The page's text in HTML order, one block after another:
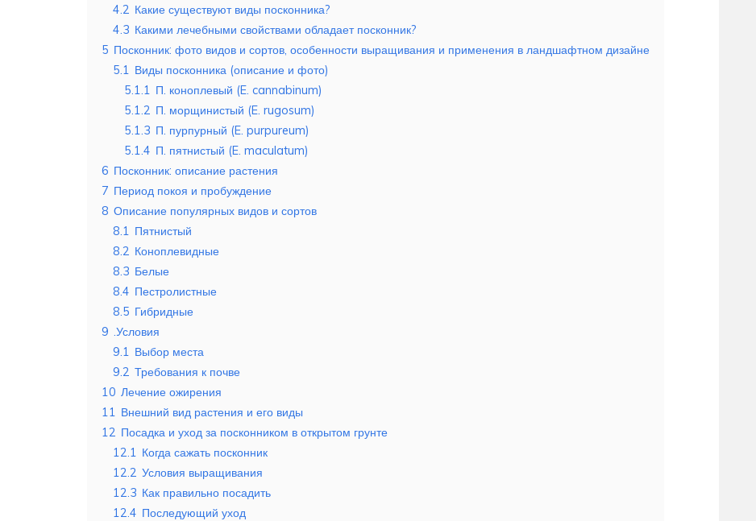
4.2 Какие существуют виды посконника?
4.3 Какими лечебными свойствами обладает посконник?
5 Посконник: фото видов и сортов, особенности выращивания и применения в ландшафтном дизайне
5.1
Виды посконника (описание и фото)
5.1.1
П. коноплевый (E. cannabinum)
5.1.2 П. морщинистый (E. rugosum)
5.1.3 П. пурпурный (E. purpureum)
5.1.4 П. пятнистый (E. maculatum)
6 Посконник: описание растения
7 Период покоя и пробуждение
8 Описание популярных видов и сортов
8.1
Пятнистый
8.2 Коноплевидные
8.3 Белые
8.4 Пестролистные
8.5 Гибридные
9 .Условия
9.1
Выбор места
9.2 Требования к почве
10 Лечение ожирения
11
Внешний вид растения и его виды
12 Посадка и уход за посконником в открытом грунте
12.1
Когда сажать посконник
12.2 Условия выращивания
12.3 Как правильно посадить
12.4 Последующий уход